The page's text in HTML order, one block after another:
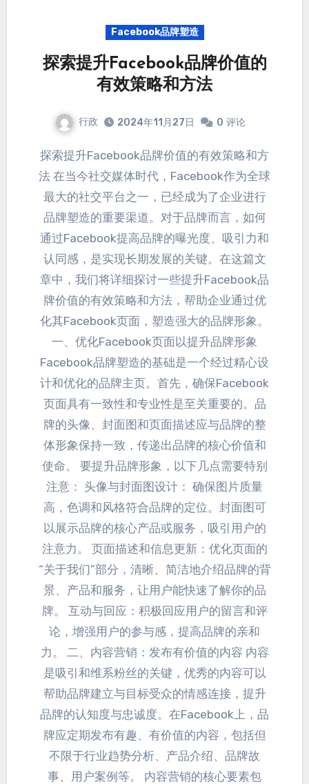
Facebook品牌塑造
探索提升Facebook品牌价值的
有效策略和方法
行政 2024年11月27日 0 评论
探索提升Facebook品牌价值的有效策略和方
法 在当今社交媒体时代 ，Facebook作为全球
最大的社交平台之一， 已经成为了企业进行
品牌塑造的重要渠道。 对于品牌而言， 如何
通过Facebook提高品牌的曝光度
吸引力和
认同感， 是实现长期发展的关键。在这篇文
章中， 我们将详细探讨一些提升Facebook品
牌价值的有效策略和方法， 帮助企业通过优
化其Facebook页面 ， 塑造强大的品牌形象 。
一、 优化Facebook页面以提升品牌形象
Facebook品牌塑造的基础是一个经过精心设
计和优化的品牌主页。首先， 确保Facebook
页面具有一致性和专业性是至关重要的。 品
牌的头像
封面图和页面描述应与品牌的整
体形象保持一致， 传递出品牌的核心价值和
使命。 要提升品牌形象 ， 以下几点需要特别
注意 ： 头像与封面图设计 ： 确保图片质量
高 ， 色调和风格符合品牌的定位。 封面图可
以展示品牌的核心产品或服务 ， 吸引用户的
注意力 。 页面描述和信息更新 ： 优化页面的
“关于我们”部分 ，清晰、 简洁地介绍品牌的背
景、 产品和服务 ， 让用户能快速了解你的品
牌。 互动与回应 ： 积极回应用户的留言和评
论 ， 增强用户的参与感 ， 提高品牌的亲和
力 。 二、内容营销： 发布有价值的内容 内容
是吸引和维系粉丝的关键， 优秀的内容可以
帮助品牌建立与目标受众的情感连接， 提升
品牌的认知度与忠诚度。在Facebook上， 品
牌应定期发布有趣 、有价值的内容， 包括但
不限于行业趋势分析
产品介绍 、品牌故
事、 用户案例等。 内容营销的核心要素包